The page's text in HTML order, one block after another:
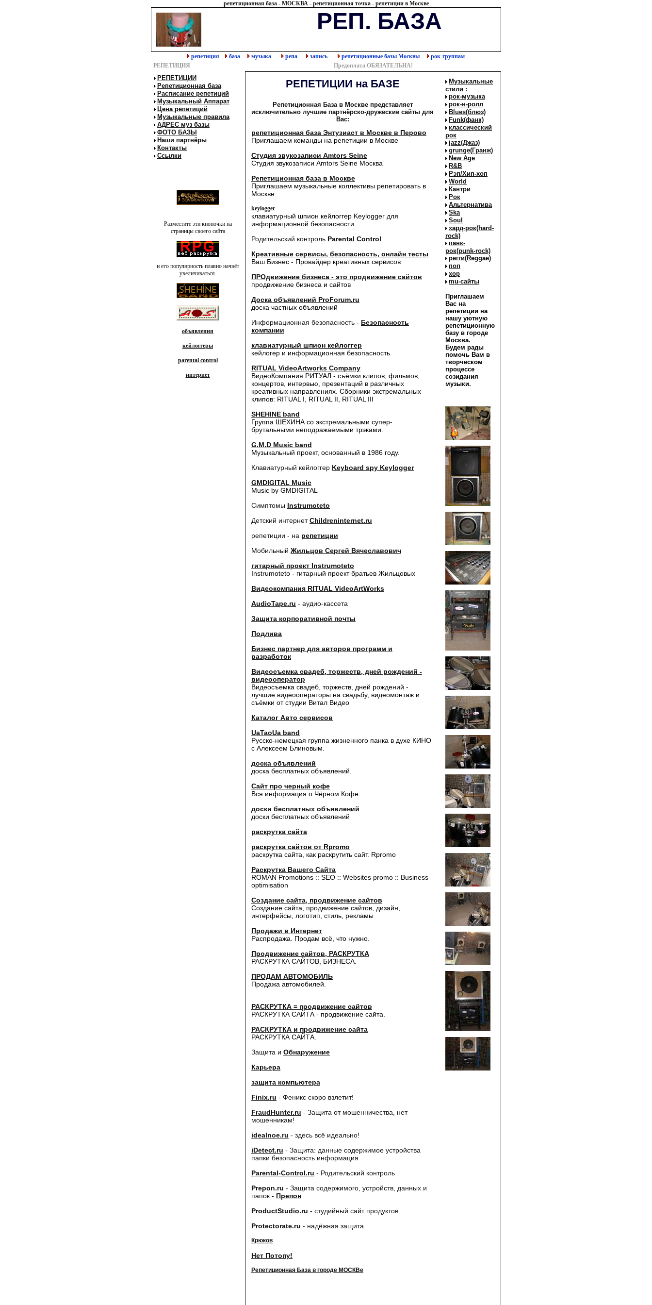
репетиционная база- МОСКВА- репетиционная точка - репетиции в Москве
РЕП. БАЗА
репетиция база музыка репа запись репетиционные базы Москвы
рок-группам
РЕПЕТИЦИЯ
Предоплата ОБЯЗАТЕЛЬНА!
РЕПЕТИЦИИ
Репетиционная база
Расписание репетиций
Музыкальный Аппарат
Цена репетиций
Музыкальные правила
АДРЕС муз базы
ФОТО БАЗЫ
Наши партнёры
Контакты
Ссылки
Разместите эти кнопочки на
страницы своего сайта
и его популярность плавно начнёт
увеличиваться.
объявления
кейлоггеры
parental control
интернет
РЕПЕТИЦИИ на БАЗЕ
Репетиционная База в Москве представляет
исключительно лучшие партнёрско-дружеские сайты для
Вас:
репетиционная база Энтузиаст в Москве в Перово
Приглашаем команды на репетиции в Москве
Студия звукозаписи Amtors Seine
Студия звукозаписи Amtors Seine Москва
Репетиционная база в Москве
Приглашаем музыкальные коллективы репетировать в
Москве
keylogger
клавиатурный шпион кейлоггер Keylogger для
информационной безопасности
Родительский контроль Parental Control
Креативные сервисы, безопасность, онлайн тесты
Ваш Бизнес - Провайдер креативных сервисов
ПРОдвижение бизнеса - это продвижение сайтов
продвижение бизнеса и сайтов
Доска объявлений ProForum.ru
доска частных объявлений
Информационная безопасность - Безопасность
компании
клавиатурный шпион кейлоггер
кейлогер и информационная безопасность
RITUAL VideoArtworks Company
ВидеоКомпания РИТУАЛ - съёмки клипов, фильмов,
концертов, интервью, презентаций в различных
креативных направлениях. Сборники экстремальных
клипов: RITUAL I, RITUAL II, RITUAL III
SHEHINE band
Группа ШЕХИНА со экстремальными супер-
брутальными неподражаемыми трэками.
G.M.D Music band
Музыкальный проект, основанный в 1986 году.
Клавиатурный кейлоггер Keyboard spy Keylogger
GMDIGITAL Music
Music by GMDIGITAL
Симптомы Instrumoteto
Детский интернетChildreninternet.ru
репетиции - на репетиции
Мобильный Жильцов Сергей Вячеславович
гитарный проект Instrumoteto
Instrumoteto - гитарный проект братьев Жильцовых
Видеокомпания RITUAL VideoArtWorks
AudioTape.ru - аудио-кассета
Защита корпоративной почты
Подлива
Бизнес партнер для авторов программ и
разработок
Видеосъемка свадеб, торжеств, дней рождений -
видеооператор
Видеосъемка свадеб, торжеств, дней рождений -
лучшие видеооператоры на свадьбу, видеомонтаж и
съёмки от студии Витал Видео
Каталог Авто сервисов
UaTaoUa band
Русско-немецкая группа жизненного панка в духе КИНО
с Алексеем Блиновым.
доска объявлений
доска бесплатных объявлений.
Сайт про черный кофе
Вся информация о Чёрном Кофе.
доски бесплатных объявлений
доски бесплатных объявлений
раскрутка сайта
раскрутка сайтов от Rpromo
раскрутка сайта, как раскрутить сайт. Rpromo
Раскрутка Вашего Сайта
ROMAN Promotions :: SEO :: Websites promo :: Business
optimisation
Создание сайта, продвижение сайтов
Создание сайта, продвижение сайтов, дизайн,
интерфейсы, логотип, стиль, рекламы
Продажи в Интернет
Распродажа. Продам всё, что нужно.
Продвижение сайтов, РАСКРУТКА
РАСКРУТКА САЙТОВ, БИЗНЕСА.
ПРОДАМ АВТОМОБИЛЬ
Продажа автомобилей.
РАСКРУТКА = продвижение сайтов
РАСКРУТКА САЙТА - продвижение сайта.
РАСКРУТКА и продвижение сайта
РАСКРУТКА САЙТА.
Защита и Обнаружение
Карьера
защита компьютера
Finix.ru - Феникс скоро взлетит!
FraudHunter.ru - Защита от мошенничества, нет
мошенникам!
idealnoe.ru - здесь всё идеально!
iDetect.ru - Защита: данные содержимое устройства
папки безопасность информация
Parental-Control.ru - Родительский контроль
Prepon.ru - Защита содержимого, устройств, данных и
папок - Препон
ProductStudio.ru - студийный сайт продуктов
Protectorate.ru - надёжная защита
Крюков
Нет Потопу!
Репетиционная База в городе МОСКВе
Музыкальные
стили :
рок-музыка
рок-н-ролл
Blues(блюз)
Funk(фанк)
классический
рок
jazz(Джаз)
grunge(Гранж)
New Age
R&B
Рэп/Хип-хоп
World
Кантри
Рок
Альтернатива
Ska
Soul
хард-рок(hard-
rock)
панк-
рок(punk-rock)
регги(Reggae)
поп
хор
mu-сайты
Приглашаем
Вас на
репетиции на
нашу уютную
репетиционную
базу в городе
Москва.
Будем рады
помочь Вам в
творческом
процессе
созидания
музыки.